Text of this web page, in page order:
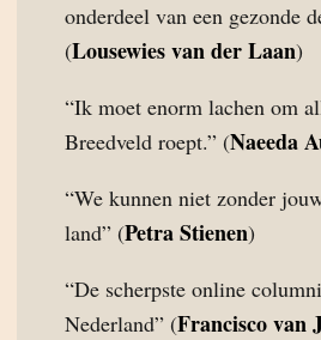
onderdeel van een gezonde
(Lousewies van der Laan)
“Ik moet enorm lachen om
Breedveld roept.” (Naeeda
“We kunnen niet zonder
land” (Petra Stienen)
“De scherpste online
Nederland” (Francisco van